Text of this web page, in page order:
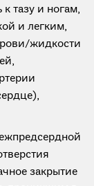
тазу и ногам,
и легким,
жидкости
закрытие